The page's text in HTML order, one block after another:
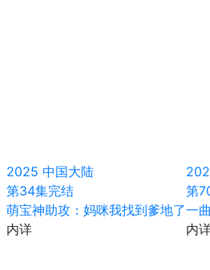
2025 中国大陆
第34集完结
萌宝神助攻：妈咪我找到爹地了
内详
第
一
内